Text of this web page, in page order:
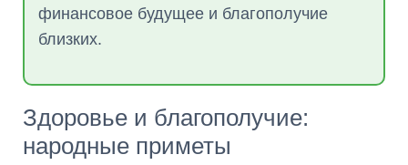
финансовое будущее и благополучие
близких.
Здоровье и благополучие:
народные приметы